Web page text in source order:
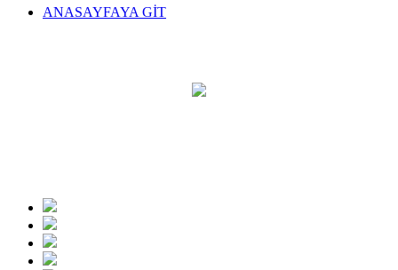
ANASAYFAYA GİT